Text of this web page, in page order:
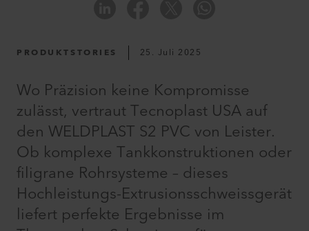
PRODUKTSTORIES 25. Juli 2025
Wo Präzision keine Kompromisse
zulässt, vertraut Tecnoplast USA auf
den WELDPLAST S2 PVC von Leister.
Ob komplexe Tankkonstruktionen oder
filigrane Rohrsysteme – dieses
Hochleistungs-Extrusionsschweissgerät
liefert perfekte Ergebnisse im